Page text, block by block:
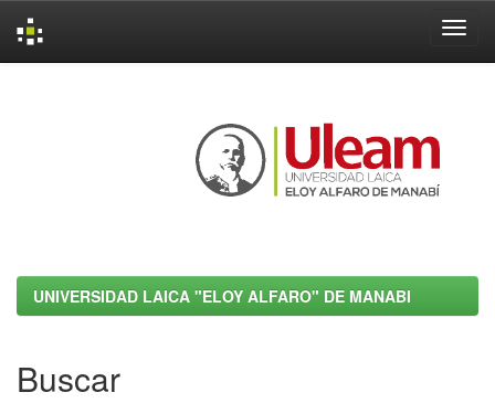
UNIVERSIDAD LAICA "ELOY ALFARO" DE MANABI
Buscar